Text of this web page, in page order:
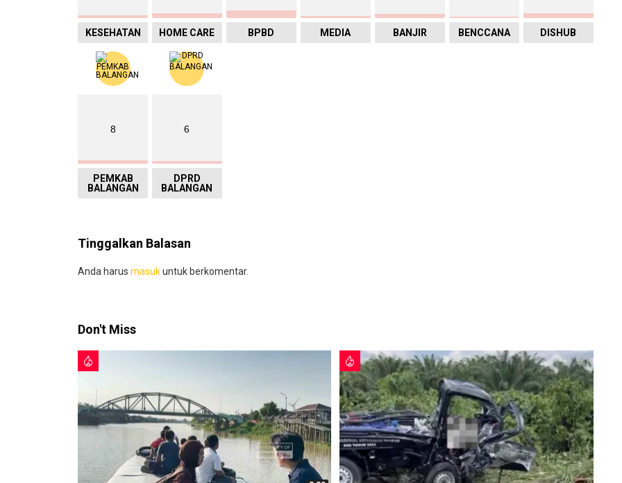
KESEHATAN HOME CARE BPBD MEDIA BANJIR BENCCANA DISHUB
8
PEMKAB
BALANGAN
6
DPRD
BALANGAN
Tinggalkan Balasan
Anda harus masukuntuk berkomentar.
Don't Miss